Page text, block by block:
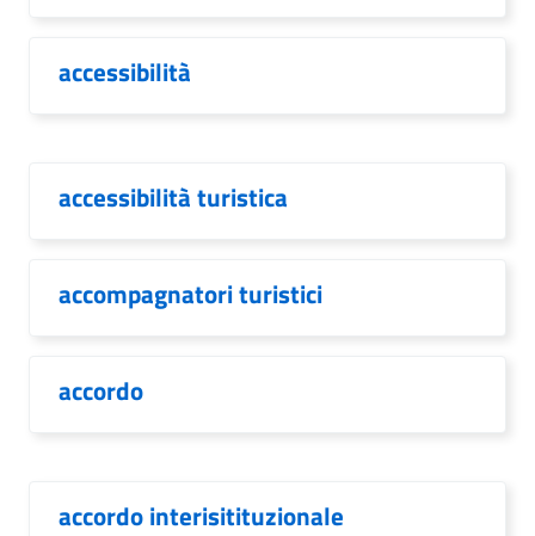
accessibilità
accessibilità turistica
accompagnatori turistici
accordo
accordo interisitituzionale